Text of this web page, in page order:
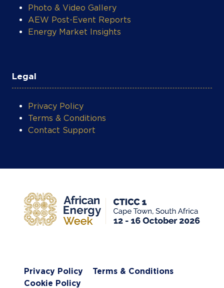
Photo & Video Gallery
AEW Post-Event Reports
Energy Market Insights
Legal
Privacy Policy
Terms & Conditions
Contact Support
Privacy Policy
Terms & Conditions
Cookie Policy